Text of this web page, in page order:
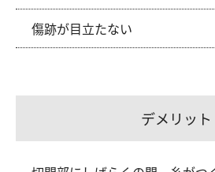
傷跡が目立たない
デメリット